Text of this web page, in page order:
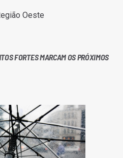
Oeste
FORTES MARCAM OS PRÓXIMOS